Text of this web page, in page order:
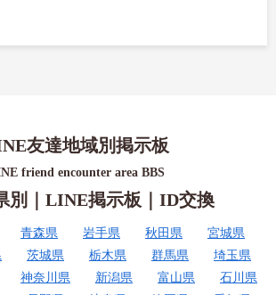
友達地域別掲示板
friend encounter area BBS
別｜LINE掲示板｜ID交換
青森県 岩手県 秋田県
宮城県
茨城県 栃木県 群馬県
埼玉県
神奈川県 新潟県 富山県
石川県